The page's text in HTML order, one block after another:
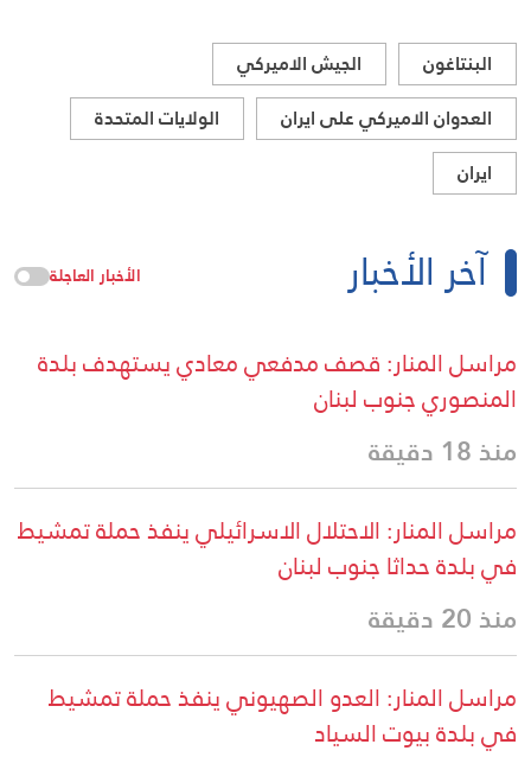
البنتاغون
الجيش الاميركي
العدوان الاميركي على ايران
الولايات المتحدة
ايران
آخر الأخبار الأخبار العاجلة
مراسل المنار: قصف مدفعي معادي يستهدف بلدة
المنصوري جنوب لبنان
منذ 18 دقيقة
مراسل المنار: الاحتلال الاسرائيلي ينفذ حملة تمشيط
في بلدة حداثا جنوب لبنان
منذ 20 دقيقة
مراسل المنار: العدو الصهيوني ينفذ حملة تمشيط
في بلدة بيوت السياد